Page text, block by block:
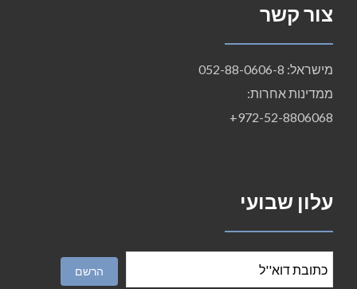
צור קשר
מישראל: 052-88-0606-8
ממדינות אחרות:
972-52-8806068+
עלון שבועי